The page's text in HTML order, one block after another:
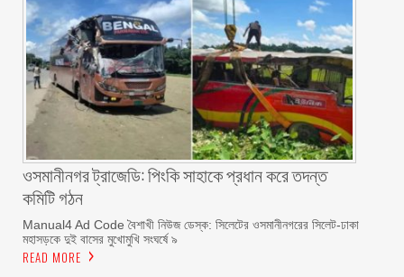
ওসমানীনগর ট্রাজেডি: পিংকি সাহাকে প্রধান করে তদন্ত
কমিটি গঠন
Manual4 Ad Code বৈশাখী নিউজ ডেস্ক: সিলেটের ওসমানীনগরের সিলেট-ঢাকা
মহাসড়কে দুই বাসের মুখোমুখি সংঘর্ষে ৯
READ MORE